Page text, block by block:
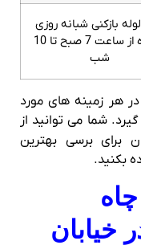
بازکنی شبانه روزی
و غیره از ساعت 7 صبح تا 10
شب
هر زمینه های مورد
شما می توانید از
برای برسی بهترین
بکنید.
خیابان